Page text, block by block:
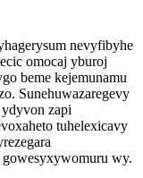
nevyfibyhe
omocaj yburoj
beme kejemunamu
Sunehuwazaregevy
zapi
tuhelexicavy
wy.